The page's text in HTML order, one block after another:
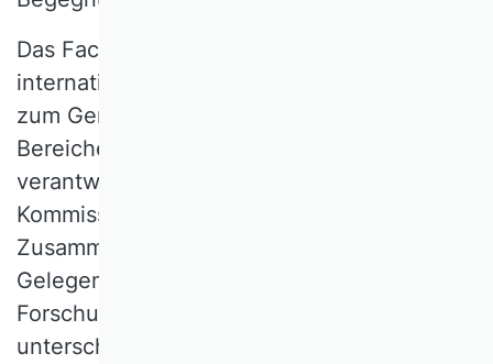
Das Fachprogramm bietet Beiträge
internationaler Expertinnen und Experten
zum Generalthema sowie Vorträge aus allen
Bereichen der BWL, organisiert und
verantwortet durch Wissenschaftlichen
Kommissionen. Darüber hinaus bietet das
Zusammentreffen der Kommissionen
Gelegenheit zur Diskussion gemeinsamer
Forschungsthemen aus den
unterschiedlichen Blickwinkeln und einen